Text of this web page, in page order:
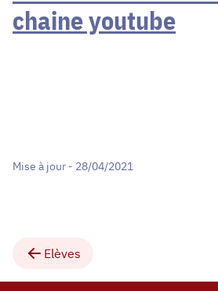
chaine youtube
Mise à jour - 28/04/2021
Elèves